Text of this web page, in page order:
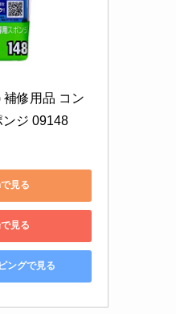
補修用品 コン
ジ 09148
見る
見る
ングで見る